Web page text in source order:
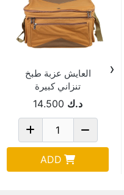
العايش عزبة طبخ
تنزاني كبيرة
د.ك 14.500
ADD
‹